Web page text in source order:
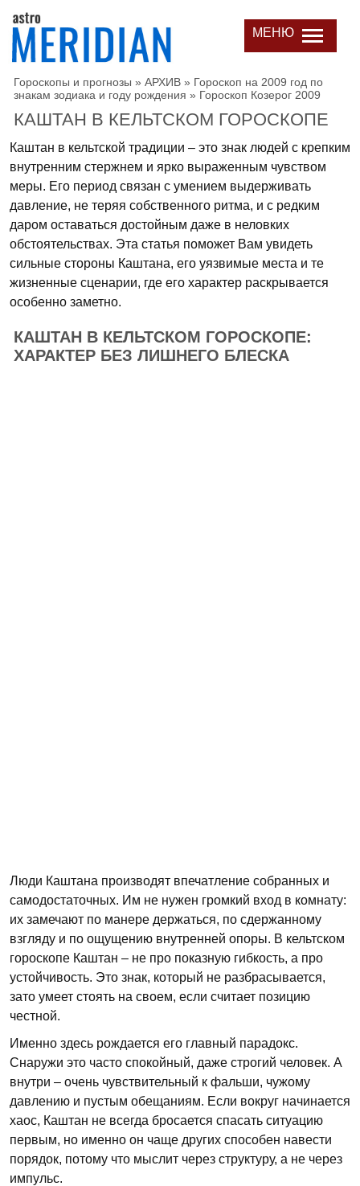
МЕНЮ
Гороскопы и прогнозы » АРХИВ » Гороскоп на 2009 год по
знакам зодиака и году рождения » Гороскоп Козерог 2009
КАШТАН В КЕЛЬТСКОМ ГОРОСКОПЕ
Каштан в кельтской традиции – это знак людей с крепким
внутренним стержнем и ярко выраженным чувством
меры. Его период связан с умением выдерживать
давление, не теряя собственного ритма, и с редким
даром оставаться достойным даже в неловких
обстоятельствах. Эта статья поможет Вам увидеть
сильные стороны Каштана, его уязвимые места и те
жизненные сценарии, где его характер раскрывается
особенно заметно.
КАШТАН В КЕЛЬТСКОМ ГОРОСКОПЕ:
ХАРАКТЕР БЕЗ ЛИШНЕГО БЛЕСКА
Люди Каштана производят впечатление собранных и
самодостаточных. Им не нужен громкий вход в комнату:
их замечают по манере держаться, по сдержанному
взгляду и по ощущению внутренней опоры. В кельтском
гороскопе Каштан – не про показную гибкость, а про
устойчивость. Это знак, который не разбрасывается,
зато умеет стоять на своем, если считает позицию
честной.
Именно здесь рождается его главный парадокс.
Снаружи это часто спокойный, даже строгий человек. А
внутри – очень чувствительный к фальши, чужому
давлению и пустым обещаниям. Если вокруг начинается
хаос, Каштан не всегда бросается спасать ситуацию
первым, но именно он чаще других способен навести
порядок, потому что мыслит через структуру, а не через
импульс.